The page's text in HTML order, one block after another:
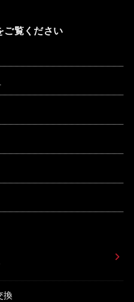
ご覧ください
換